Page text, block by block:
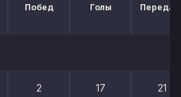
Побед Голы
2 17 21